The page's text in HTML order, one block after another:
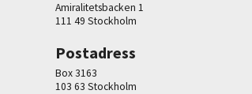
Amiralitetsbacken 1
111 49 Stockholm
Postadress
Box 3163
103 63 Stockholm